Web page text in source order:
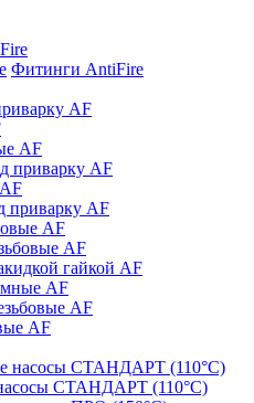
Фитинги AntiFire
AF
AF
приварку AF
приварку AF
AF
AF
гайкой AF
AF
AF
AF
СТАНДАРТ (110°C)